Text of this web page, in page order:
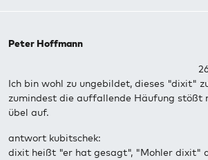
Peter Hoffmann
Ich bin wohl zu ungebildet, dieses "dixit"
zumindest die auffallende Häufung stößt
übel auf.
antwort kubitschek:
dixit heißt "er hat gesagt", "Mohler dixit"